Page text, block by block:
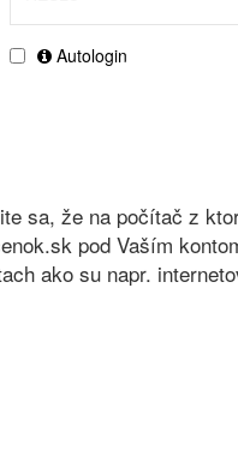
Autologin
sa, že na počítač z
pod Vaším
ako su napr.